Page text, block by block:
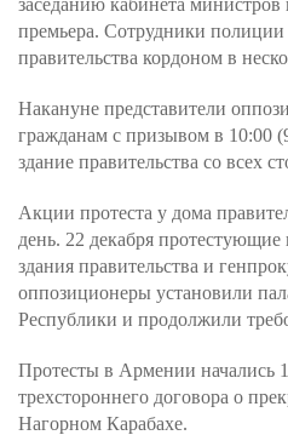
заседанию кабинета министров
премьера. Сотрудники
правительства кордоном в
Накануне представители
гражданам с призывом в 10:00
здание правительства со всех
Акции протеста у дома
день. 22 декабря протестующие
здания правительства и
оппозиционеры установили
Республики и продолжили
Протесты в Армении начались
трехстороннего договора о
Нагорном Карабахе.